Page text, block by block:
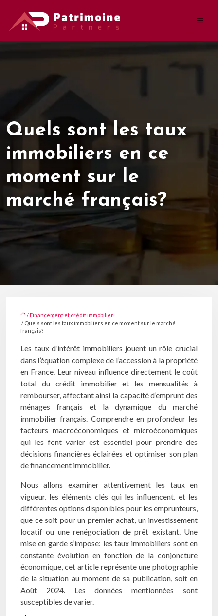
Quels sont les taux
immobiliers en ce
moment sur le
marché français?
/ Financement et crédit immobilier
/ Quels sont les taux immobiliers en ce moment sur le marché
français?
Les taux d’intérêt immobiliers jouent un rôle crucial
dans l’équation complexe de l’accession à la propriété
en France. Leur niveau influence directement le coût
total du crédit immobilier et les mensualités à
rembourser, affectant ainsi la capacité d’emprunt des
ménages français et la dynamique du marché
immobilier français. Comprendre en profondeur les
facteurs macroéconomiques et microéconomiques
qui les font varier est essentiel pour prendre des
décisions financières éclairées et optimiser son plan
de financement immobilier.
Nous allons examiner attentivement les taux en
vigueur, les éléments clés qui les influencent, et les
différentes options disponibles pour les emprunteurs,
que ce soit pour un premier achat, un investissement
locatif ou une renégociation de prêt existant. Une
mise en garde s’impose: les taux immobiliers sont en
constante évolution en fonction de la conjoncture
économique, cet article représente une photographie
de la situation au moment de sa publication, soit en
Août 2024. Les données mentionnées sont
susceptibles de varier.